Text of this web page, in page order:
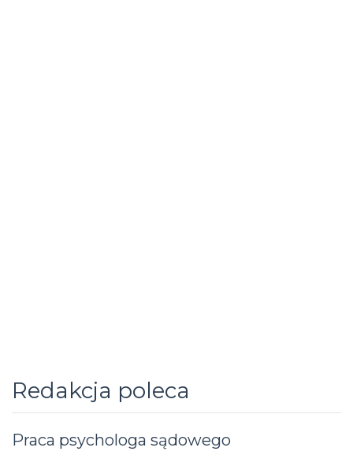
Redakcja poleca
Praca psychologa sądowego